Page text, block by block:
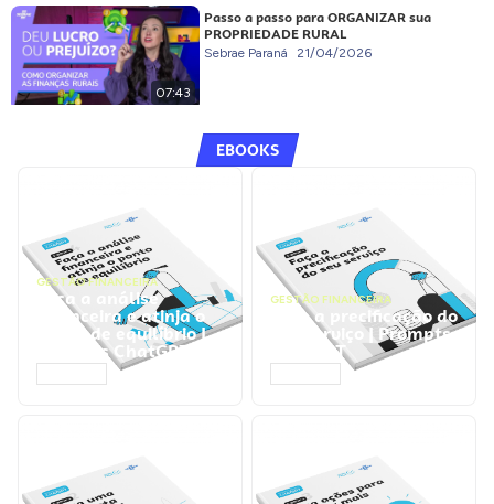
07:43
Passo a passo para ORGANIZAR sua
PROPRIEDADE RURAL
Sebrae Paraná 21/04/2026
EBOOKS
GESTÃO FINANCEIRA
Faça a análise
financeira e atinja o
ponto de equilíbrio |
Prompts ChatGPT
GESTÃO FINANCEIRA
Faça a precificação do
seu serviço | Prompts
ChatGPT